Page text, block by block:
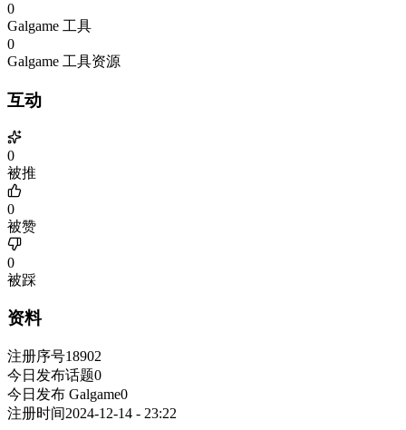
0
Galgame 工具
0
Galgame 工具资源
互动
0
被推
0
被赞
0
被踩
资料
注册序号18902
今日发布话题0
今日发布 Galgame0
注册时间2024-12-14 - 23:22